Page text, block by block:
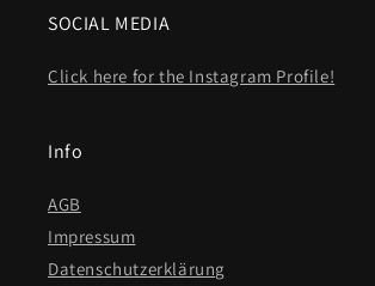
SOCIAL MEDIA
Click here for the Instagram Profile!
Info
AGB
Impressum
Datenschutzerklärung